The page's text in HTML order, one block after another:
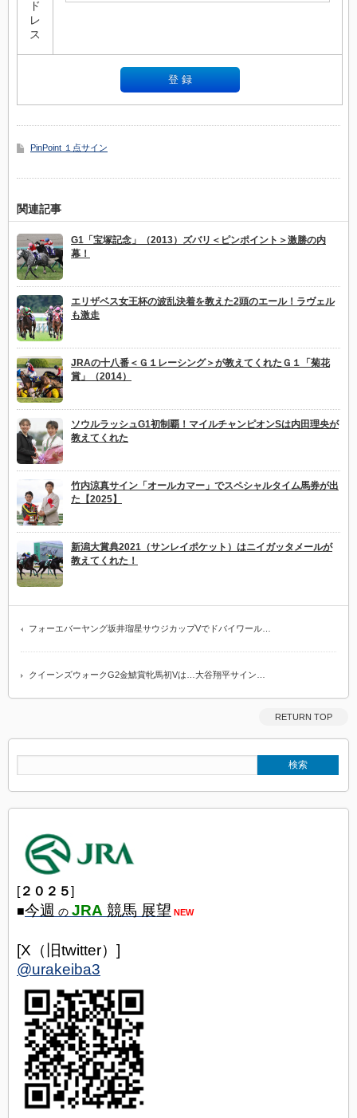
ド
レ
ス
PinPoint １点サイン
関連記事
G1「宝塚記念」（2013）ズバリ＜ピンポイント＞激勝の内
幕！
エリザベス女王杯の波乱決着を教えた2頭のエール！ラヴェル
も激走
JRAの十八番＜Ｇ１レーシング＞が教えてくれたＧ１「菊花
賞」（2014）
ソウルラッシュG1初制覇！マイルチャンピオンSは内田理央が
教えてくれた
竹内涼真サイン「オールカマー」でスペシャルタイム馬券が出
た【2025】
新潟大賞典2021（サンレイポケット）はニイガッタメールが
教えてくれた！
フォーエバーヤング坂井瑠星サウジカップVでドバイワール…
クイーンズウォークG2金鯱賞牝馬初Vは…大谷翔平サイン…
RETURN TOP
[２０２５]
■今週 の JRA 競馬 展望 NEW
[X（旧twitter）]
@urakeiba3